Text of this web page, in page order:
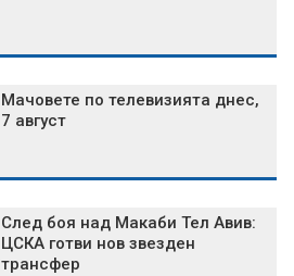
Мачовете по телевизията днес,
7 август
След боя над Макаби Тел Авив:
ЦСКА готви нов звезден
трансфер